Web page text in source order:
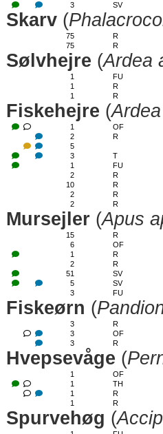
3
SV
Skarv (
75 R
75
R
Sølvhejre (Ardea
1 FU
1
R
1
R
Fiskehejre (
1 OF
2
R
5
3
T
1
FU
2
R
10
R
2
R
2
R
Mursejler (Apus
15 R
6
OF
1
R
2
R
51
SV
5
SV
3
FU
Fiskeørn (
3 R
3
OF
3
R
Hvepsevåge (
1 OF
1
TH
1
R
1
R
Spurvehøg (